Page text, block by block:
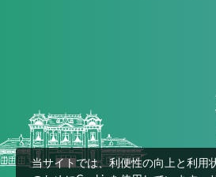
当サイトでは、利便性の向上と利用